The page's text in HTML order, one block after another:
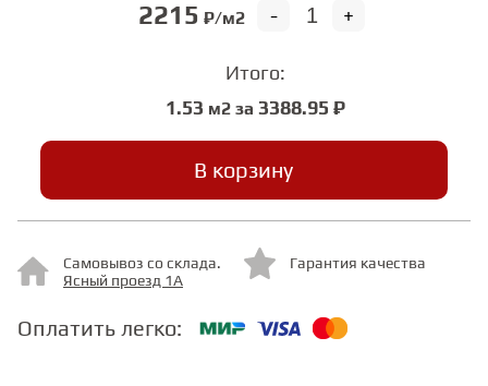
ФАНЕРА
МИНЕРАЛЬНО-КАМЕННЫЙ
ЛАМИНАТ MSPC
ЛАМИНАТ SWF
2215 ₽/м2 +
-
Итого:
1.53 м2 за 3388.95 ₽
В корзину
Самовывоз со склада.
Ясный проезд 1А
Гарантия качества
Оплатить легко: